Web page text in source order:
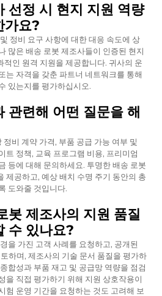
선정 시 현지 지원 역량
가요?
정비 요구 사항에 대한 대응 속도에 상
많은 배송 로봇 제조사들이 인증된 현지
적인 원격 지원을 제공합니다. 귀사의 운
는 자격을 갖춘 파트너 네트워크를 통해
있는지를 평가하십시오.
관련해 어떤 질문을 해
정비 계약 가격, 부품 공급 가능 여부 및
트 정책, 교육 프로그램 비용, 프리미엄
등에 대해 문의하세요. 투명한 배송 로봇
제공하고, 예상 배치 수명 주기 동안의 총
도와줄 것입니다.
봇 제조사의 지원 품질
수 있나요?
을 가진 고객 사례를 요청하고, 공개된
하며, 제조사의 기술 문서 품질을 평가하
합성과 부품 재고 및 공급망 역량을 점검
을 직접 평가하기 위해 지원 상호작용이
험 운영 기간을 요청하는 것도 고려해 보